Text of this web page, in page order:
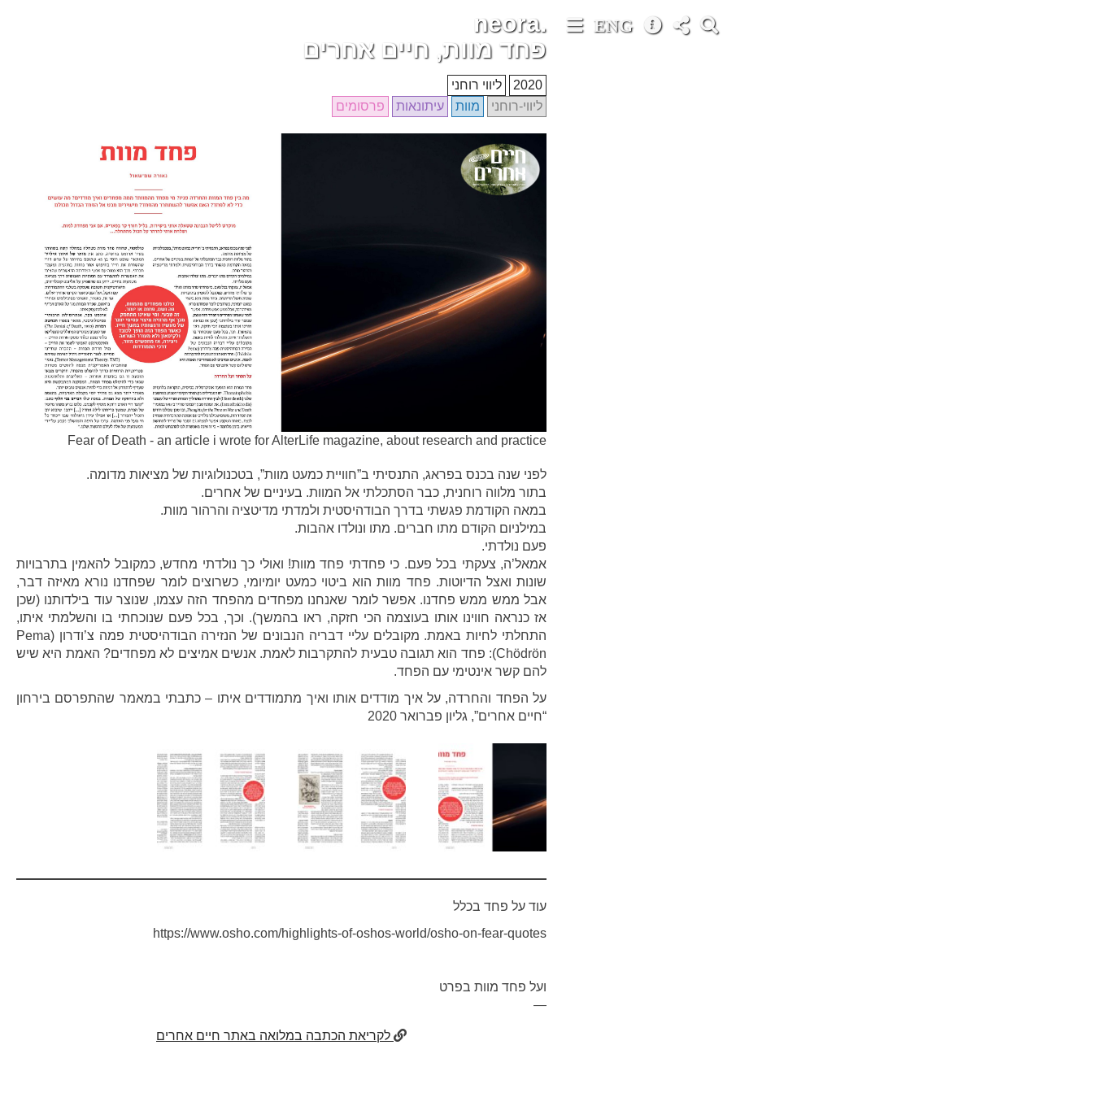
ENG
neora.
פחד מוות, חיים אחרים
2020
ליווי רוחני
ליווי-רוחני
מוות עיתונאות פרסומים
Fear of Death - an article i wrote for AlterLife magazine, about research and practice
לפני שנה בכנס בפראג, התנסיתי ב”חוויית כמעט מוות”, בטכנולוגיות של מציאות מדומה.
בתור מלווה רוחנית, כבר הסתכלתי אל המוות. בעיניים של אחרים.
במאה הקודמת פגשתי בדרך הבודהיסטית ולמדתי מדיטציה והרהור מוות.
במילניום הקודם מתו חברים. מתו ונולדו אהבות.
פעם נולדתי.
אמאל’ה, צעקתי בכל פעם. כי פחדתי פחד מוות! ואולי כך נולדתי מחדש, כמקובל להאמין בתרבויות
שונות ואצל הדיוטות. פחד מוות הוא ביטוי כמעט יומיומי, כשרוצים לומר שפחדנו נורא מאיזה דבר,
אבל ממש ממש פחדנו. אפשר לומר שאנחנו מפחדים מהפחד הזה עצמו, שנוצר עוד בילדותנו (שכן
אז כנראה חווינו אותו בעוצמה הכי חזקה, ראו בהמשך). וכך, בכל פעם שנוכחתי בו והשלמתי איתו,
התחלתי לחיות באמת. מקובלים עליי דבריה הנבונים של הנזירה הבודהיסטית פמה צ’ודרון (Pema
Chödrön): פחד הוא תגובה טבעית להתקרבות לאמת. אנשים אמיצים לא מפחדים? האמת היא שיש
להם קשר אינטימי עם הפחד.
על הפחד והחרדה, על איך מודדים אותו ואיך מתמודדים איתו – כתבתי במאמר שהתפרסם בירחון
“חיים אחרים”, גליון פברואר 2020
עוד על פחד בכלל
https://www.osho.com/highlights-of-oshos-world/osho-on-fear-quotes
ועל פחד מוות בפרט
—
לקריאת הכתבה במלואה באתר חיים אחרים
•
•
•
•
•
•
•
•
•
•
•
•
•
•
•
•
•
•
•
•
•
•
•
•
•
•
•
•
•
•
•
•
•
•
•
•
•
•
•
•
•
•
•
•
•
•
•
•
•
•
•
•
•
•
•
•
•
•
•
•
•
•
•
•
•
•
•
•
•
•
•
•
•
•
•
•
•
•
•
•
•
•
•
•
•
•
•
•
•
•
•
•
•
•
•
•
•
•
•
•
•
•
•
•
•
•
•
•
•
•
•
•
•
•
•
•
•
•
•
•
•
•
•
•
•
•
•
•
•
•
•
•
•
•
•
•
•
•
•
•
•
•
•
•
•
•
•
•
•
•
•
•
•
•
•
•
•
•
•
•
•
•
•
•
•
•
•
•
•